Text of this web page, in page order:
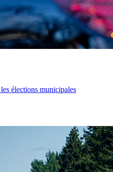
élections municipales